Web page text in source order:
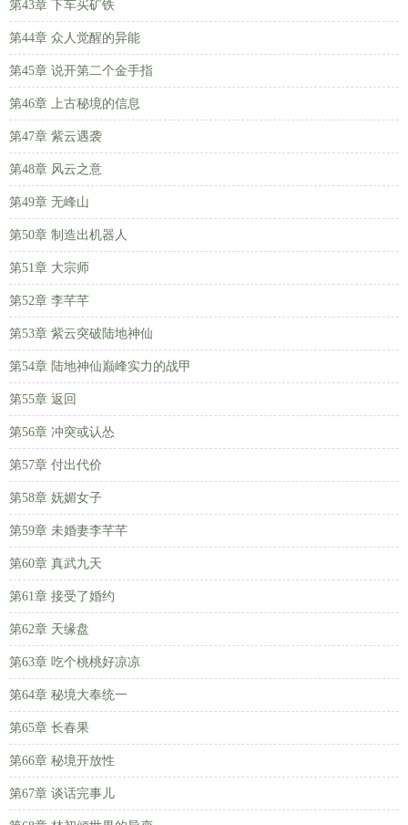
第43章 下车买矿铁
第44章 众人觉醒的异能
第45章 说开第二个金手指
第46章 上古秘境的信息
第47章 紫云遇袭
第48章 风云之意
第49章 无峰山
第50章 制造出机器人
第51章 大宗师
第52章 李芊芊
第53章 紫云突破陆地神仙
第54章 陆地神仙巅峰实力的战甲
第55章 返回
第56章 冲突或认怂
第57章 付出代价
第58章 妩媚女子
第59章 未婚妻李芊芊
第60章 真武九天
第61章 接受了婚约
第62章 天缘盘
第63章 吃个桃桃好凉凉
第64章 秘境大奉统一
第65章 长春果
第66章 秘境开放性
第67章 谈话完事儿